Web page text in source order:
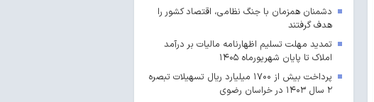
دشمنان همزمان با جنگ نظامی، اقتصاد کشور را
هدف گرفتند
تمدید مهلت تسلیم اظهارنامه مالیات بر درآمد
املاک تا پایان شهریورماه ۱۴۰۵
پرداخت بیش از ۱۷۰۰ میلیارد ریال تسهیلات تبصره
۲ سال ۱۴۰۳ در خراسان رضوی